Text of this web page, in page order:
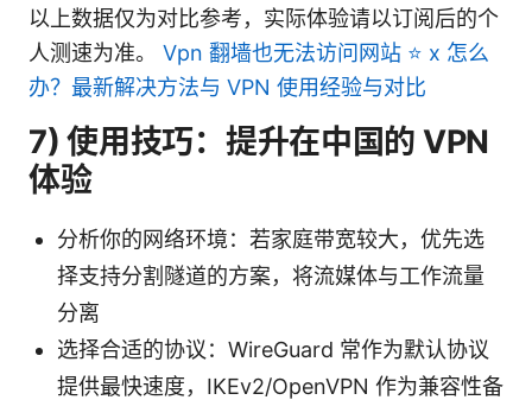
以上数据仅为对比参考，实际体验请以订阅后的个
人测速为准。 Vpn 翻墙也无法访问网站 ⭐ x 怎么
办？最新解决方法与 VPN 使用经验与对比
7) 使用技巧：提升在中国的 VPN
体验
分析你的网络环境：若家庭带宽较大，优先选
择支持分割隧道的方案，将流媒体与工作流量
分离
选择合适的协议：WireGuard 常作为默认协议
提供最快速度，IKEv2/OpenVPN 作为兼容性备